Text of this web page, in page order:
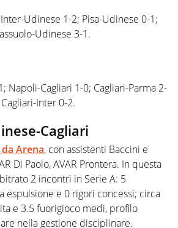
Udinese 1-2; Pisa-Udinese 0-1;
Udinese 3-1.
Napoli-Cagliari 1-0; Cagliari-Parma 2-
Inter 0-2.
Cagliari
Arena, con assistenti Baccini e
Di Paolo, AVAR Prontera. In questa
2 incontri in Serie A: 5
espulsione e 0 rigori concessi; circa
e 3.5 fuorigioco medi, profilo
nella gestione disciplinare.